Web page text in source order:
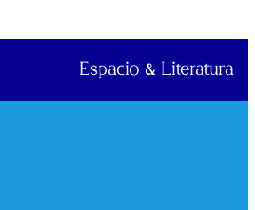
Espacio & Literatura